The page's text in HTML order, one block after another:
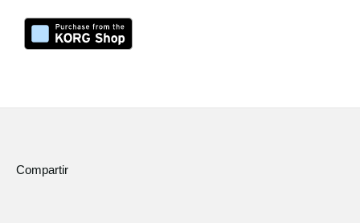
Compartir